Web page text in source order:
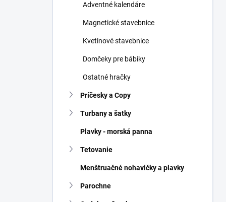
Adventné kalendáre
Magnetické stavebnice
Kvetinové stavebnice
Domčeky pre bábiky
Ostatné hračky
Príčesky a Copy
Turbany a šatky
Plavky - morská panna
Tetovanie
Menštruačné nohavičky a plavky
Parochne